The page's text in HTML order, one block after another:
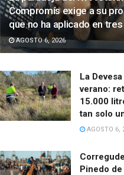
Compromís exige a su
que no ha aplicado en
AGOSTO 6, 2026
La
verano:
15.000
tan solo
AGOSTO 6,
Pinedo de